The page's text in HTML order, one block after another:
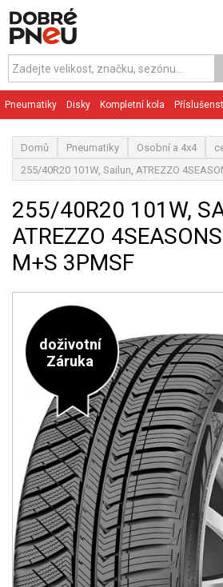
Pneumatiky Disky Kompletní kola
Domů Pneumatiky Osobní a 4x4
255/40R20 101W, Sailun, ATREZZO
255/40R20 101W,
ATREZZO
M+S 3PMSF
doživotní
Záruka